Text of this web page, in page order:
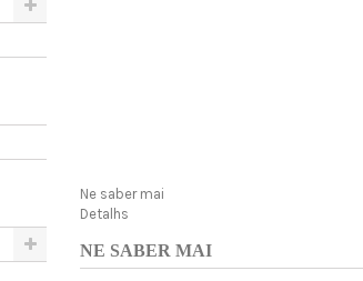
Ne saber mai
Detalhs
NE SABER MAI